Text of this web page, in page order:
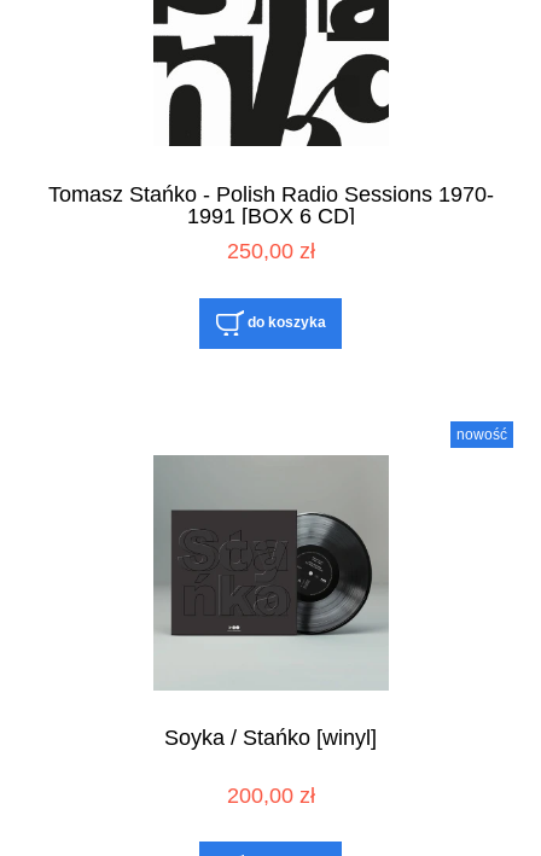
Tomasz Stańko - Polish Radio Sessions 1970-
1991 [BOX 6 CD]
250,00 zł
do koszyka
Soyka / Stańko [winyl]
200,00 zł
nowość